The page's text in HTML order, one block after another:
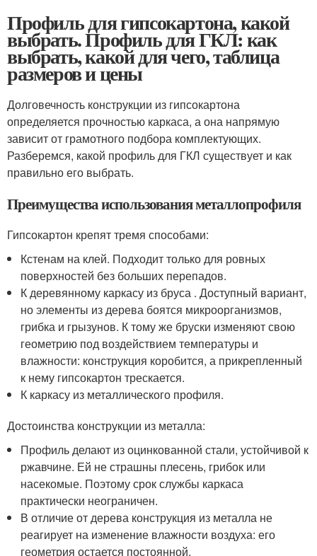
Профиль для гипсокартона, какой
выбрать. Профиль для ГКЛ: как
выбрать, какой для чего, таблица
размеров и цены
Долговечность конструкции из гипсокартона
определяется прочностью каркаса, а она напрямую
зависит от грамотного подбора комплектующих.
Разберемся, какой профиль для ГКЛ существует и как
правильно его выбрать.
Преимущества использования металлопрофиля
Гипсокартон крепят тремя способами:
Кстенам на клей. Подходит только для ровных
поверхностей без больших перепадов.
К деревянному каркасу из бруса . Доступный вариант,
но элементы из дерева боятся микроорганизмов,
грибка и грызунов. К тому же бруски изменяют свою
геометрию под воздействием температуры и
влажности: конструкция коробится, а прикрепленный
к нему гипсокартон трескается.
К каркасу из металлического профиля.
Достоинства конструкции из металла:
Профиль делают из оцинкованной стали, устойчивой к
ржавчине. Ей не страшны плесень, грибок или
насекомые. Поэтому срок службы каркаса
практически неограничен.
В отличие от дерева конструкция из металла не
реагирует на изменение влажности воздуха: его
геометрия остается постоянной.